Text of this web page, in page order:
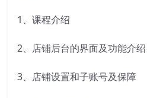
1、课程介绍
2、店铺后台的界面及功能介绍
3、店铺设置和子账号及保障